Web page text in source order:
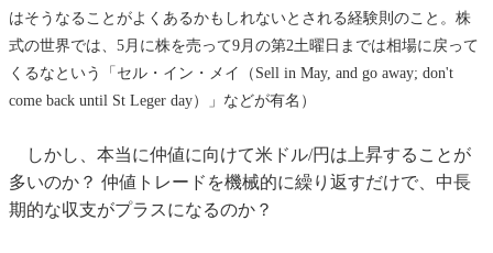
はそうなることがよくあるかもしれないとされる経験則のこと。株
式の世界では、5月に株を売って9月の第2土曜日までは相場に戻って
くるなという「セル・イン・メイ（Sell in May, and go away; don't
come back until St Leger day）」などが有名）
しかし、本当に仲値に向けて米ドル/円は上昇することが
多いのか？ 仲値トレードを機械的に繰り返すだけで、中長
期的な収支がプラスになるのか？